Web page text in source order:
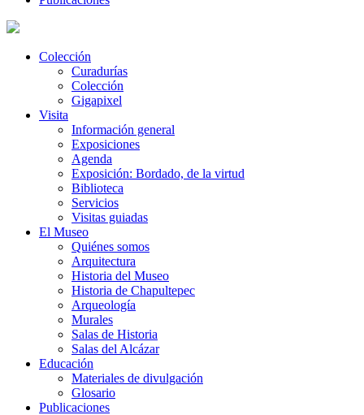
Colección
Curadurías
Colección
Gigapixel
Visita
Información general
Exposiciones
Agenda
Exposición: Bordado, de la virtud
Biblioteca
Servicios
Visitas guiadas
El Museo
Quiénes somos
Arquitectura
Historia del Museo
Historia de Chapultepec
Arqueología
Murales
Salas de Historia
Salas del Alcázar
Educación
Materiales de divulgación
Glosario
Publicaciones